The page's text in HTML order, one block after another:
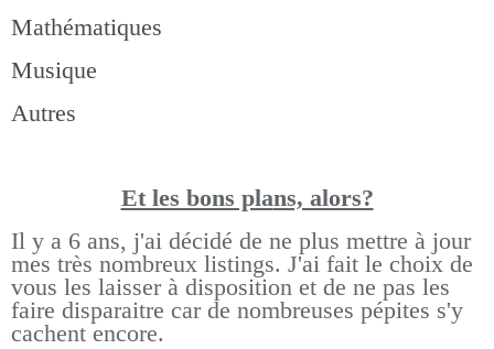
Mathématiques
Musique
Autres
Et les bons plans, alors?
Il y a 6 ans, j'ai décidé de ne plus mettre à jour
mes très nombreux listings. J'ai fait le choix de
vous les laisser à disposition et de ne pas les
faire disparaitre car de nombreuses pépites s'y
cachent encore.